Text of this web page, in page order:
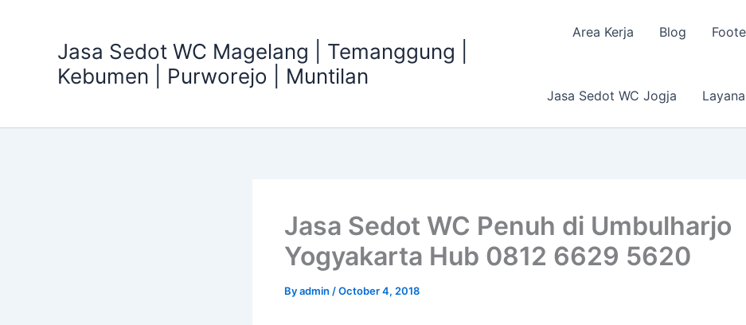
Jasa Sedot WC Magelang | Temanggung |
Kebumen | Purworejo | Muntilan
Area Kerja Blog
Jasa Sedot WC Jogja
Jasa Sedot WC Penuh di Umbulharjo
Yogyakarta Hub 0812 6629 5620
Byadmin /October 4, 2018